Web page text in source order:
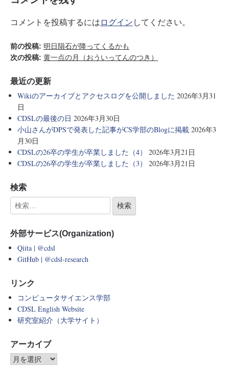
コメントを投稿するにはログインしてください。
前の投稿: 明日隕石が降ってくるかも
次の投稿: 黄一点の月（おういってんのつき）
最近の更新
Wikiのアーカイブとアクセスログを公開しました 2026年3月31
日
CDSLの最後の日 2026年3月30日
小山さんがDPSで発表した記事がCS学部のBlogに掲載 2026年3
月30日
CDSLの26卒の学生が卒業しました（4）
2026年3月21日
CDSLの26卒の学生が卒業しました（3）
2026年3月21日
検索
外部サービス(Organization)
Qiita | @cdsl
GitHub | @cdsl-research
リンク
コンピュータサイエンス学部
CDSL English Website
研究室紹介（大学サイト）
アーカイブ